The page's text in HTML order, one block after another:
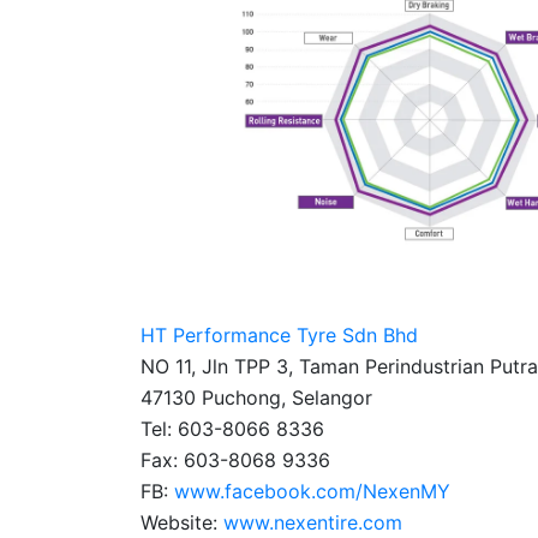
HT Performance Tyre Sdn Bhd
NO 11, Jln TPP 3, Taman Perindustrian
47130 Puchong, Selangor
Tel: 603-8066 8336
Fax: 603-8068 9336
FB: www.facebook.com/NexenMY
Website: www.nexentire.com